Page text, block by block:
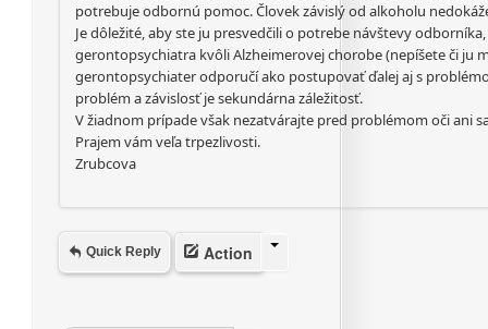
potrebuje odbornú pomoc. Človek závislý od alkoholu
Je dôležité, aby ste ju presvedčili o potrebe návštevy
gerontopsychiatra kvôli Alzheimerovej chorobe (nepíšete či ju
gerontopsychiater odporučí ako postupovať ďalej aj s
problém a závislosť je sekundárna záležitosť.
V žiadnom prípade však nezatvárajte pred problémom oči ani
Prajem vám veľa trpezlivosti.
Zrubcova
Quick Reply Action